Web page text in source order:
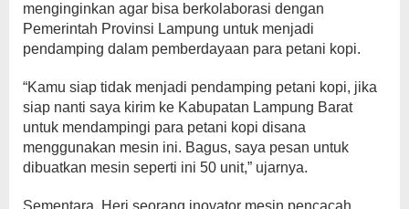
menginginkan agar bisa berkolaborasi dengan
Pemerintah Provinsi Lampung untuk menjadi
pendamping dalam pemberdayaan para petani kopi.
“Kamu siap tidak menjadi pendamping petani kopi, jika
siap nanti saya kirim ke Kabupatan Lampung Barat
untuk mendampingi para petani kopi disana
menggunakan mesin ini. Bagus, saya pesan untuk
dibuatkan mesin seperti ini 50 unit,” ujarnya.